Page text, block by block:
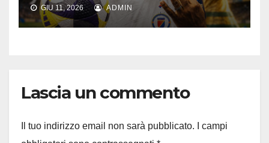
GIU 11, 2026 ADMIN
Lascia un commento
Il tuo indirizzo email non sarà pubblicato.
I campi